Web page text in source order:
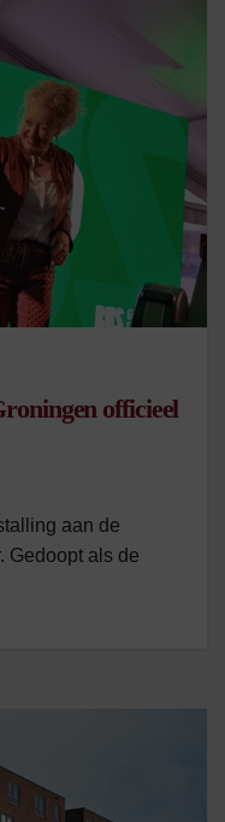
officieel
aan de
Gedoopt als de